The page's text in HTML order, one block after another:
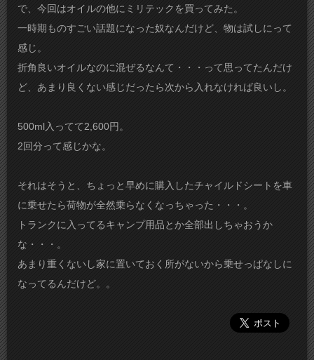
で、今回はオイルの他にミリテックを買ってみた。
一時期ものすごい話題になった奴なんだけど、物は試しにって
感じ。
折角良いオイルなのに混ぜるなんて・・・って思ってたんだけ
ど、あまり良くない感じだったら次から入れなければ良いし。
500ml入ってて2,600円。
2回分って感じかな。
それはそうと、ちょっと早めに購入したチャイルドシートを車
に乗せたら荷物が全然乗らなくなっちゃった・・・。
トランクに入ってるキャンプ用品とか全部出しちゃおうか
な・・・。
あまり重くないし家に置いておく所がないから乗せっぱなしに
なってるんだけど。。